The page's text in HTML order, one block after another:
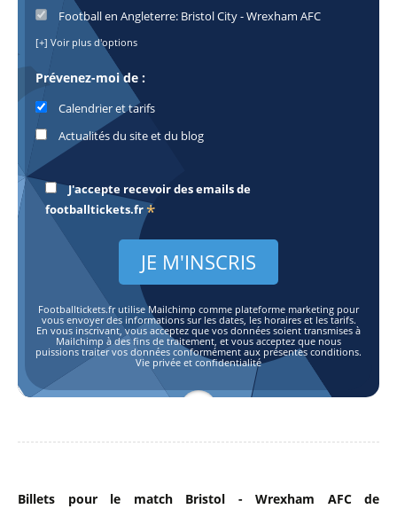
Football en Angleterre: Bristol City - Wrexham AFC
[+] Voir plus d'options
Prévenez-moi de :
Calendrier et tarifs
Actualités du site et du blog
J'accepte recevoir des emails de
footballtickets.fr*
Footballtickets.fr utilise Mailchimp comme plateforme marketing pour
vous envoyer des informations sur les dates, les horaires et les tarifs.
En vous inscrivant, vous acceptez que vos données soient transmises à
Mailchimp à des fins de traitement, et vous acceptez que nous
puissions traiter vos données conformément aux présentes conditions.
Vie privée et confidentialité
Billets pour le match Bristol - Wrexham AFC de